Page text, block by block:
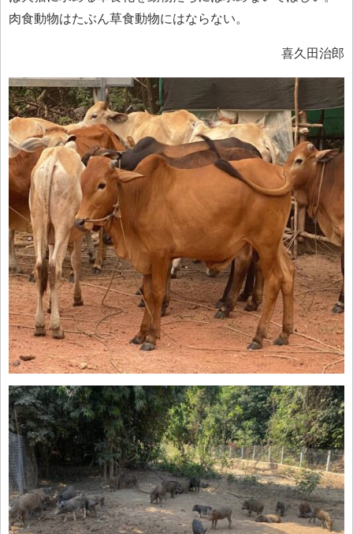
肉食動物はたぶん草食動物にはならない。
喜久田治郎